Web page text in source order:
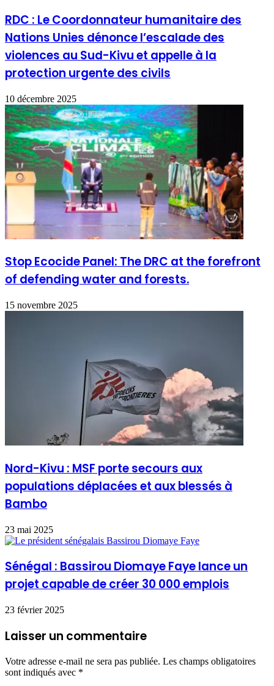
RDC : Le Coordonnateur humanitaire des
Nations Unies dénonce l’escalade des
violences au Sud-Kivu et appelle à la
protection urgente des civils
10 décembre 2025
Stop Ecocide Panel: The DRC at the forefront
of defending water and forests.
15 novembre 2025
Nord-Kivu : MSF porte secours aux
populations déplacées et aux blessés à
Bambo
23 mai 2025
Sénégal : Bassirou Diomaye Faye lance un
projet capable de créer 30 000 emplois
23 février 2025
Laisser un commentaire
Votre adresse e-mail ne sera pas publiée. Les champs obligatoires
sont indiqués avec *